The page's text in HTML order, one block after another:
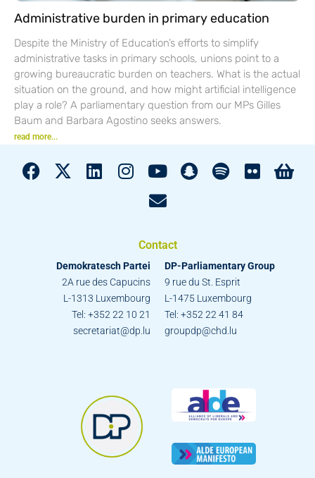
Administrative burden in primary education
Despite the Ministry of Education’s efforts to simplify
administrative tasks in primary schools, unions point to a
growing bureaucratic burden on teachers. What is the actual
situation on the ground, and how might artificial intelligence
play a role? A parliamentary question from our MPs Gilles
Baum and Barbara Agostino seeks answers.
read more...
Contact
Demokratesch Partei
2A rue des Capucins
L-1313 Luxembourg
Tel: +352 22 10 21
secretariat@dp.lu
DP-Parliamentary Group
9 rue du St. Esprit
L-1475 Luxembourg
Tel: +352 22 41 84
groupdp@chd.lu